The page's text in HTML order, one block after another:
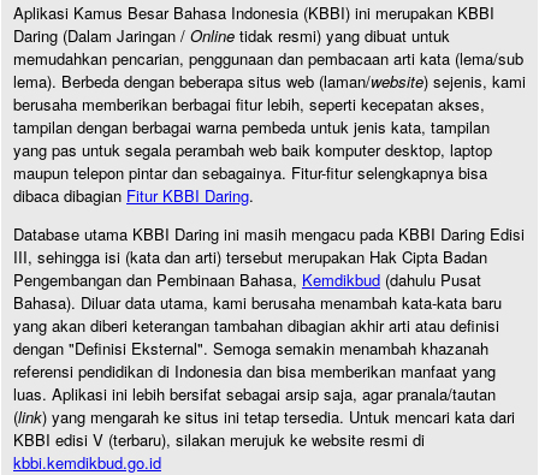
Aplikasi Kamus Besar Bahasa Indonesia (KBBI) ini merupakan KBBI
Daring (Dalam Jaringan / Online tidak resmi) yang dibuat untuk
memudahkan pencarian, penggunaan dan pembacaan arti kata (lema/sub
lema). Berbeda dengan beberapa situs web (laman/website) sejenis, kami
berusaha memberikan berbagai fitur lebih, seperti kecepatan akses,
tampilan dengan berbagai warna pembeda untuk jenis kata, tampilan
yang pas untuk segala perambah web baik komputer desktop, laptop
maupun telepon pintar dan sebagainya. Fitur-fitur selengkapnya bisa
dibaca dibagian Fitur KBBI Daring.
Database utama KBBI Daring ini masih mengacu pada KBBI Daring Edisi
III, sehingga isi (kata dan arti) tersebut merupakan Hak Cipta Badan
Pengembangan dan Pembinaan Bahasa, Kemdikbud (dahulu Pusat
Bahasa). Diluar data utama, kami berusaha menambah kata-kata baru
yang akan diberi keterangan tambahan dibagian akhir arti atau definisi
dengan "Definisi Eksternal". Semoga semakin menambah khazanah
referensi pendidikan di Indonesia dan bisa memberikan manfaat yang
luas. Aplikasi ini lebih bersifat sebagai arsip saja, agar pranala/tautan
(link) yang mengarah ke situs ini tetap tersedia. Untuk mencari kata dari
KBBI edisi V (terbaru), silakan merujuk ke website resmi di
kbbi.kemdikbud.go.id